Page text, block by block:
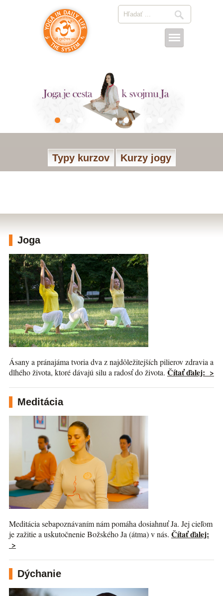
Typy kurzov Kurzy jogy
Joga
Ásany a pránajáma tvoria dva z najdôležitejších pilierov zdravia a
dlhého života, ktoré dávajú silu a radosť do života. Čítať ďalej: >
Meditácia
Meditácia sebapoznávaním nám pomáha dosiahnuť Ja. Jej cieľom
je zažitie a uskutočnenie Božského Ja (átma) v nás. Čítať ďalej:
>
Dýchanie